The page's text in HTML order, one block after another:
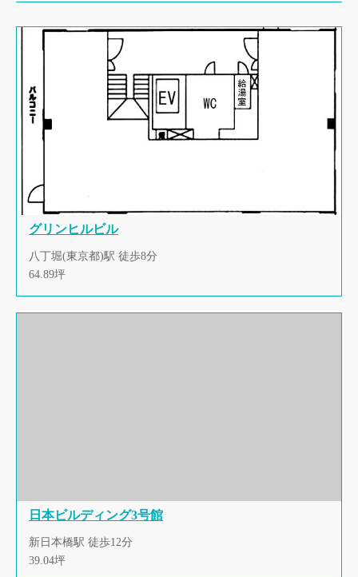
グリンヒルビル
八丁堀(東京都)駅 徒歩8分
64.89坪
日本ビルディング3号館
新日本橋駅 徒歩12分
39.04坪